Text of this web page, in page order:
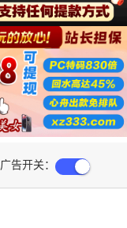
广告开关：